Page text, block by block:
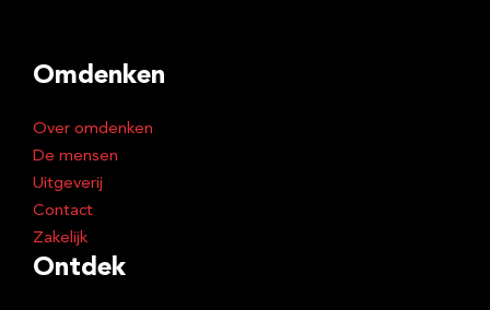
Omdenken
Over omdenken
De mensen
Uitgeverij
Contact
Zakelijk
Ontdek